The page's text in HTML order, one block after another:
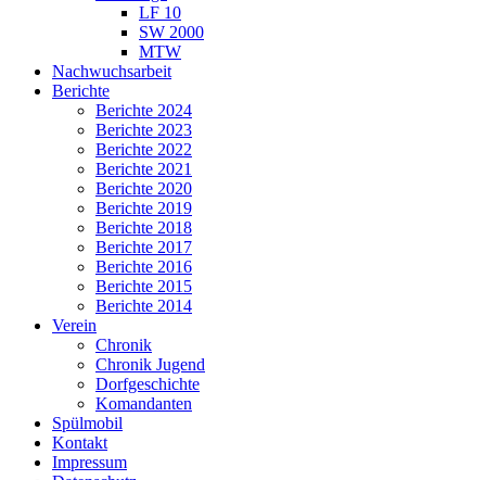
LF 10
SW 2000
MTW
Nachwuchsarbeit
Berichte
Berichte 2024
Berichte 2023
Berichte 2022
Berichte 2021
Berichte 2020
Berichte 2019
Berichte 2018
Berichte 2017
Berichte 2016
Berichte 2015
Berichte 2014
Verein
Chronik
Chronik Jugend
Dorfgeschichte
Komandanten
Spülmobil
Kontakt
Impressum